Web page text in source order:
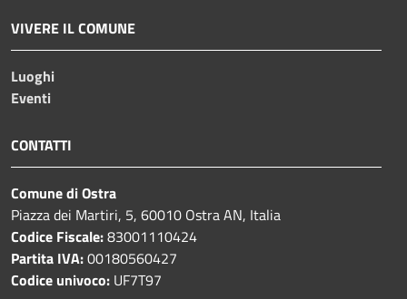
VIVERE IL COMUNE
Luoghi
Eventi
CONTATTI
Comune di Ostra
Piazza dei Martiri, 5, 60010 Ostra AN, Italia
Codice Fiscale:83001110424
Partita IVA:00180560427
Codice univoco: UF7T97